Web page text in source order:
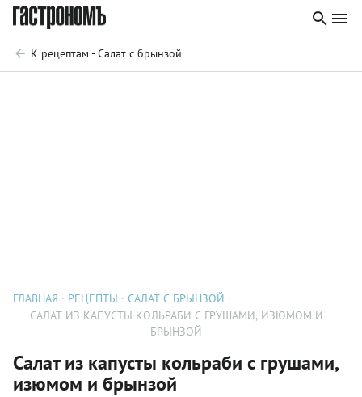
К рецептам - Салат с брынзой
ГЛАВНАЯ РЕЦЕПТЫ
САЛАТ С БРЫНЗОЙ
САЛАТ ИЗ КАПУСТЫ КОЛЬРАБИ С ГРУШАМИ, ИЗЮМОМ И
БРЫНЗОЙ
Салат из капусты кольраби с грушами,
изюмом и брынзой